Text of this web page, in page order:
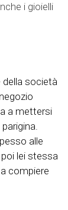
i gioielli
della società
a mettersi
alle
lei stessa
compiere